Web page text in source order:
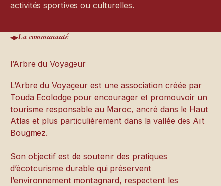
activités sportives ou culturelles.
La communauté
l’Arbre du Voyageur
L’Arbre du Voyageur est une association créée par
Touda Ecolodge pour encourager et promouvoir un
tourisme responsable au Maroc, ancré dans le Haut
Atlas et plus particulièrement dans la vallée des Aït
Bougmez.
Son objectif est de soutenir des pratiques
d’écotourisme durable qui préservent
l’environnement montagnard, respectent les